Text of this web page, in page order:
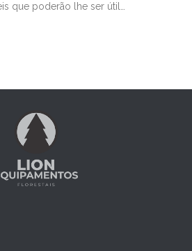
que poderão lhe ser útil…